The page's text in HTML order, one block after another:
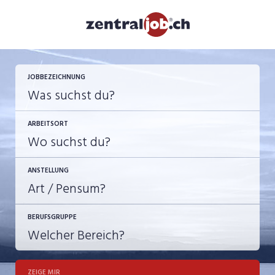
JOBBEZEICHNUNG
ARBEITSORT
ANSTELLUNG
JOB-TYP
Festanstellung
BERUFSGRUPPE
ZEIGE MIR